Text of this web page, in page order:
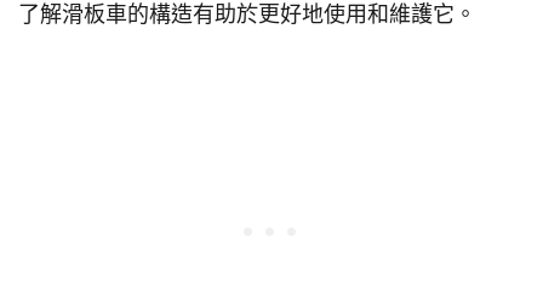
了解滑板車的構造有助於更好地使用和維護它。